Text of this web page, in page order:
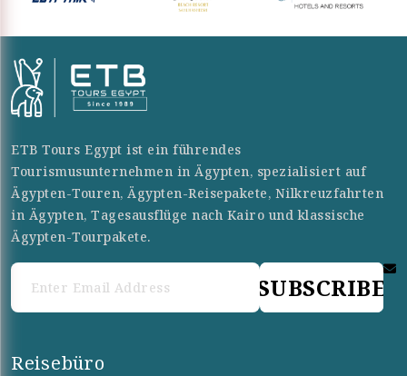
ETB Tours Egypt ist ein führendes
Tourismusunternehmen in Ägypten, spezialisiert auf
Ägypten-Touren, Ägypten-Reisepakete, Nilkreuzfahrten
in Ägypten, Tagesausflüge nach Kairo und klassische
Ägypten-Tourpakete.
SUBSCRIBE
Reisebüro